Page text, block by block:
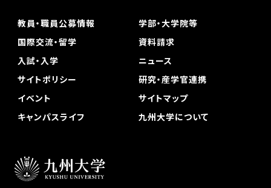
教員・職員公募情報
学部・大学院等
国際交流・留学
資料請求
入試・入学
ニュース
サイトポリシー
研究・産学官連携
イベント
サイトマップ
キャンパスライフ
九州大学について